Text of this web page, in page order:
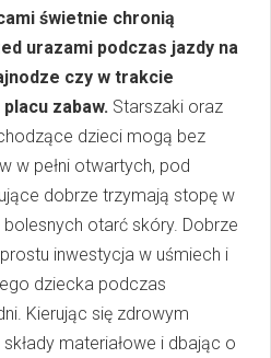
świetnie chronią
urazami podczas jazdy na
czy w trakcie
zabaw. Starszaki oraz
dzieci mogą bez
w pełni otwartych, pod
dobrze trzymają stopę w
otarć skóry. Dobrze
inwestycja w uśmiech i
dziecka podczas
Kierując się zdrowym
materiałowe i dbając o